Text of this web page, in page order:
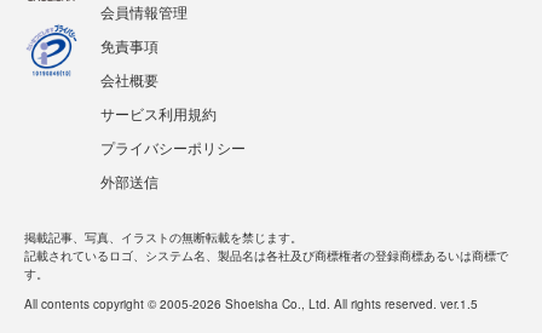
会員情報管理
免責事項
会社概要
サービス利用規約
プライバシーポリシー
外部送信
掲載記事、写真、イラストの無断転載を禁じます。
記載されているロゴ、システム名、製品名は各社及び商標権者の登録商標あるいは商標で
す。
All contents copyright © 2005-2026 Shoeisha Co., Ltd. All rights reserved. ver.1.5